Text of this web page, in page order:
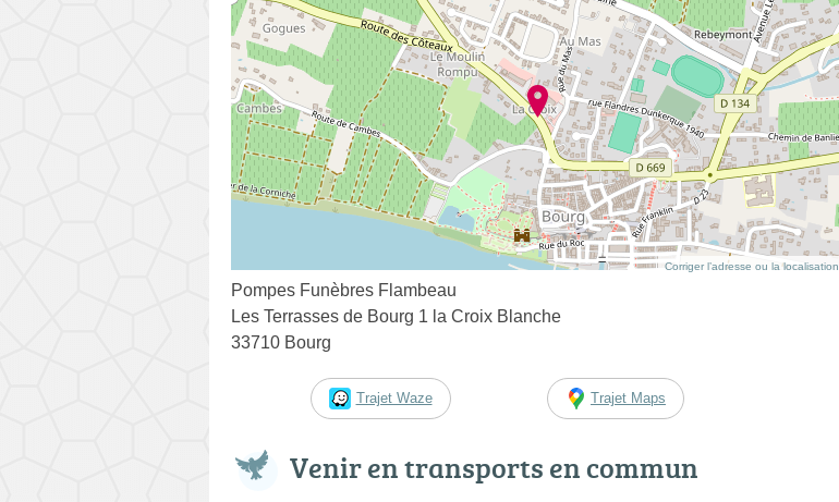
Corriger l’adresse ou la localisation
Pompes Funèbres Flambeau
Les Terrasses de Bourg 1 la Croix Blanche
33710 Bourg
Trajet Waze Trajet Maps
Venir en transports en commun